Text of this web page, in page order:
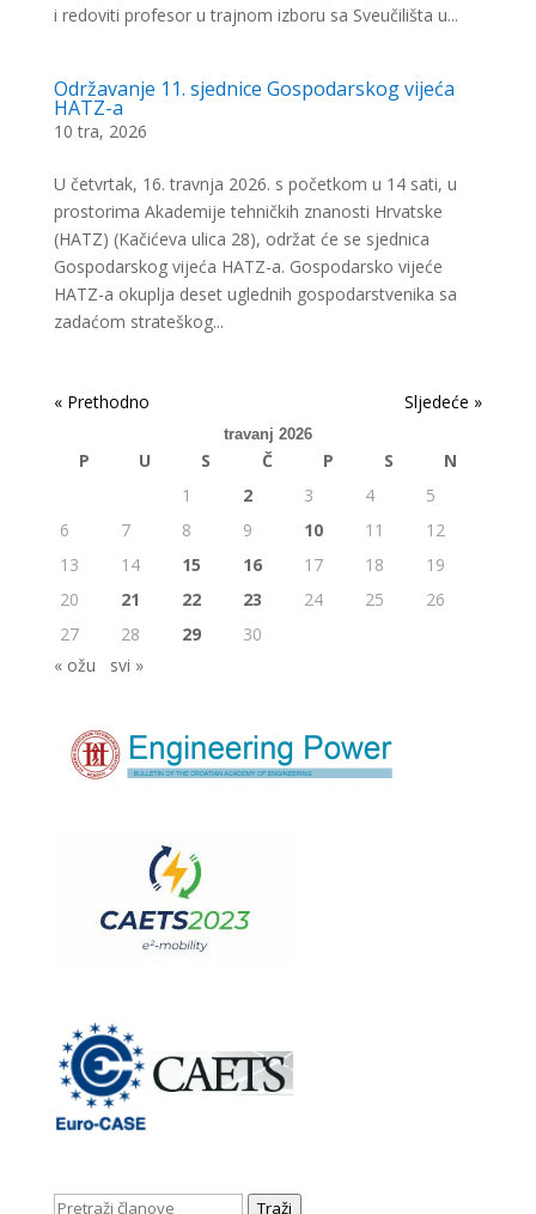
i redoviti profesor u trajnom izboru sa Sveučilišta u...
Održavanje 11. sjednice Gospodarskog vijeća
HATZ-a
10 tra, 2026
U četvrtak, 16. travnja 2026. s početkom u 14 sati, u
prostorima Akademije tehničkih znanosti Hrvatske
(HATZ) (Kačićeva ulica 28), održat će se sjednica
Gospodarskog vijeća HATZ-a. Gospodarsko vijeće
HATZ-a okuplja deset uglednih gospodarstvenika sa
zadaćom strateškog...
« Older Entries Next Entries »
travanj 2026
P U S Č P S
N
1
2 3 4
5
6
7 8 9 10 11
12
13
14 15 16 17 18
19
20
21 22 23 24 25
26
27
28 29
30
« ožu
svi »
Traži